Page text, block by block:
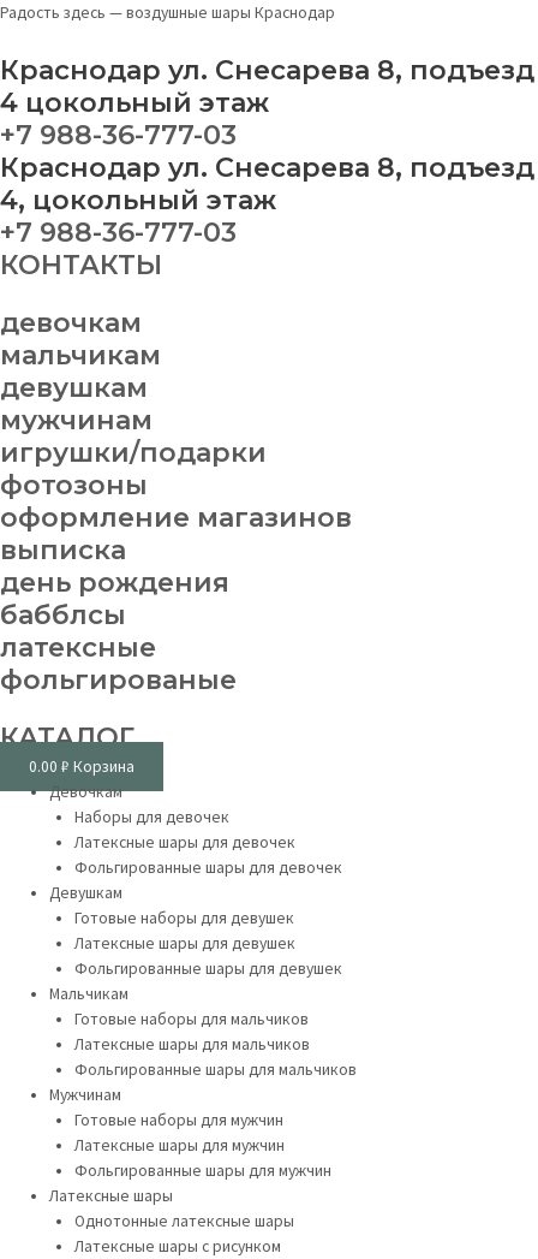
Перейти
содержимому
Радость здесь — воздушные шары Краснодар
Краснодар ул. Снесарева 8, подъезд
4 цокольный этаж
+7 988-36-777-03
Краснодар ул. Снесарева 8, подъезд
4, цокольный этаж
+7 988-36-777-03
КОНТАКТЫ
девочкам
мальчикам
девушкам
мужчинам
игрушки/подарки
фотозоны
оформление магазинов
выписка
день рождения
бабблсы
латексные
фольгированые
КАТАЛОГ
0.00 ₽ Корзина
Меню
Девочкам
Наборы для девочек
Латексные шары для девочек
Фольгированные шары для девочек
Девушкам
Готовые наборы для девушек
Латексные шары для девушек
Фольгированные шары для девушек
Мальчикам
Готовые наборы для мальчиков
Латексные шары для мальчиков
Фольгированные шары для мальчиков
Мужчинам
Готовые наборы для мужчин
Латексные шары для мужчин
Фольгированные шары для мужчин
Латексные шары
Однотонные латексные шары
Латексные шары с рисунком
Сердце
you"
quantity